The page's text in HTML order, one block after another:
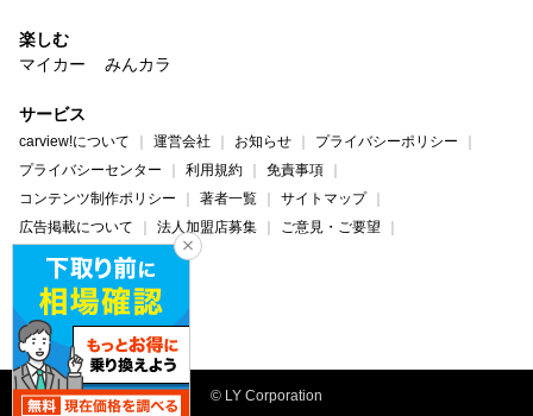
楽しむ
マイカー
みんカラ
サービス
carview!について 運営会社 お知らせ
プライバシーポリシー
プライバシーセンター
利用規約
免責事項
コンテンツ制作ポリシー
著者一覧
サイトマップ
広告掲載について
法人加盟店募集
ご意見・ご要望
ヘルプ・お問い合わせ
carview! Yahoo! JAPAN
© LY Corporation